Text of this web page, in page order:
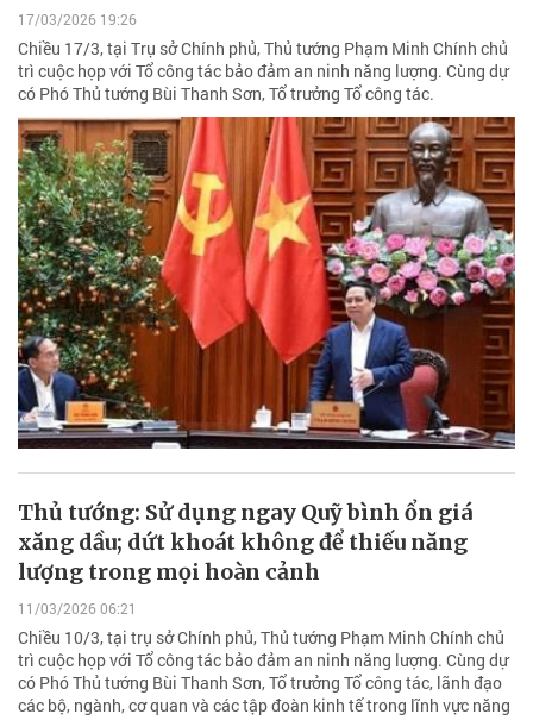
17/03/2026 19:26
Chiều 17/3, tại Trụ sở Chính phủ, Thủ tướng Phạm Minh Chính chủ
trì cuộc họp với Tổ công tác bảo đảm an ninh năng lượng. Cùng dự
có Phó Thủ tướng Bùi Thanh Sơn, Tổ trưởng Tổ công tác.
Thủ tướng: Sử dụng ngay Quỹ bình ổn giá
xăng dầu; dứt khoát không để thiếu năng
lượng trong mọi hoàn cảnh
11/03/2026 06:21
Chiều 10/3, tại trụ sở Chính phủ, Thủ tướng Phạm Minh Chính chủ
trì cuộc họp với Tổ công tác bảo đảm an ninh năng lượng. Cùng dự
có Phó Thủ tướng Bùi Thanh Sơn, Tổ trưởng Tổ công tác, lãnh đạo
các bộ, ngành, cơ quan và các tập đoàn kinh tế trong lĩnh vực năng